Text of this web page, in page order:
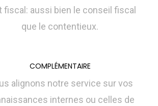
fiscal: aussi bien le conseil fiscal
que le contentieux.
COMPLÉMENTAIRE
alignons notre service sur vos
internes ou celles de